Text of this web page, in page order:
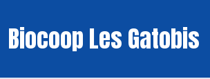
Biocoop Les Gatobis